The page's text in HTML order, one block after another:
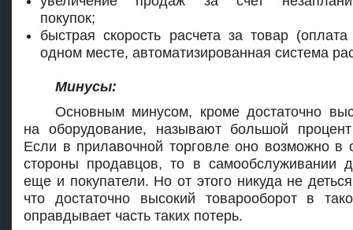
покупок;
быстрая скорость расчета за товар
одном месте, автоматизированная система
Минусы:
Основным минусом, кроме достаточно
на оборудование, называют большой
Если в прилавочной торговле оно возможно в
стороны продавцов, то в самообслуживании
еще и покупатели. Но от этого никуда не
что достаточно высокий товарооборот в
оправдывает часть таких потерь.